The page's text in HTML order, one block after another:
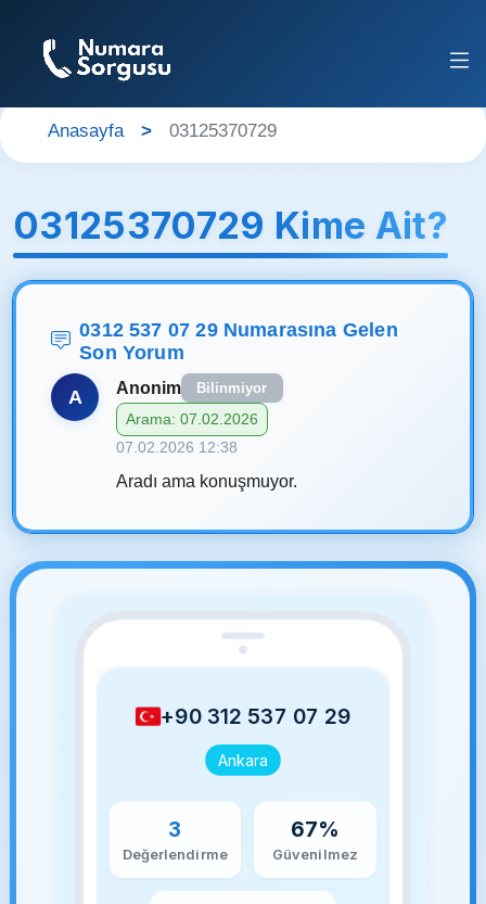
Anasayfa 03125370729
03125370729 Kime Ait?
0312 537 07 29 Numarasına Gelen
Son Yorum
A Anonim Bilinmiyor
Arama: 07.02.2026
07.02.2026 12:38
Aradı ama konuşmuyor.
+90 312 537 07 29
Ankara
3
Değerlendirme
67%
Güvenilmez